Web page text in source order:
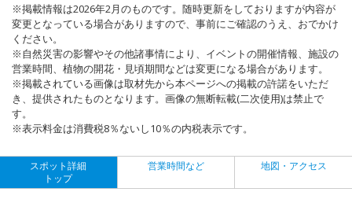
※掲載情報は2026年2月のものです。随時更新をしておりますが内容が
変更となっている場合がありますので、事前にご確認のうえ、おでかけ
ください。
※自然災害の影響やその他諸事情により、イベントの開催情報、施設の
営業時間、植物の開花・見頃期間などは変更になる場合があります。
※掲載されている画像は取材先から本ページへの掲載の許諾をいただ
き、提供されたものとなります。画像の無断転載(二次使用)は禁止で
す。
※表示料金は消費税8％ないし10％の内税表示です。
スポット詳細
トップ
営業時間など 地図・アクセス